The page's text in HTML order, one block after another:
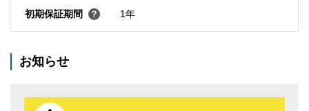
初期保証期間 1年
お知らせ